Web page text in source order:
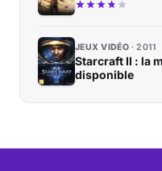
JEUX VIDÉO 2011
Starcraft II : la
disponible